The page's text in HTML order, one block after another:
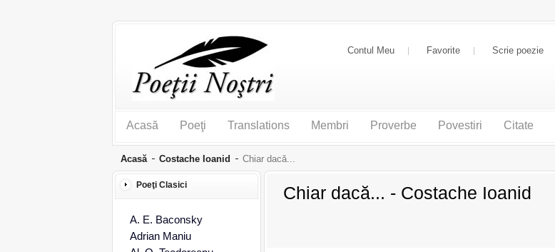
Contul Meu Favorite Scrie poezie
Acasă Poeţi Translations Membri Proverbe Povestiri Citate
Acasă Costache Ioanid Chiar dacă...
Chiar dacă... - Costache Ioanid
Poeţi Clasici
A. E. Baconsky
Adrian Maniu